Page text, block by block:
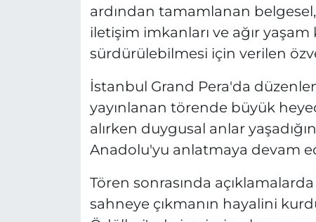
ardından tamamlanan
iletişim imkanları ve ağır
sürdürülebilmesi için verilen
İstanbul Grand Pera'da
yayınlanan törende büyük
alırken duygusal anlar
Anadolu'yu anlatmaya devam
Tören sonrasında
sahneye çıkmanın hayalini